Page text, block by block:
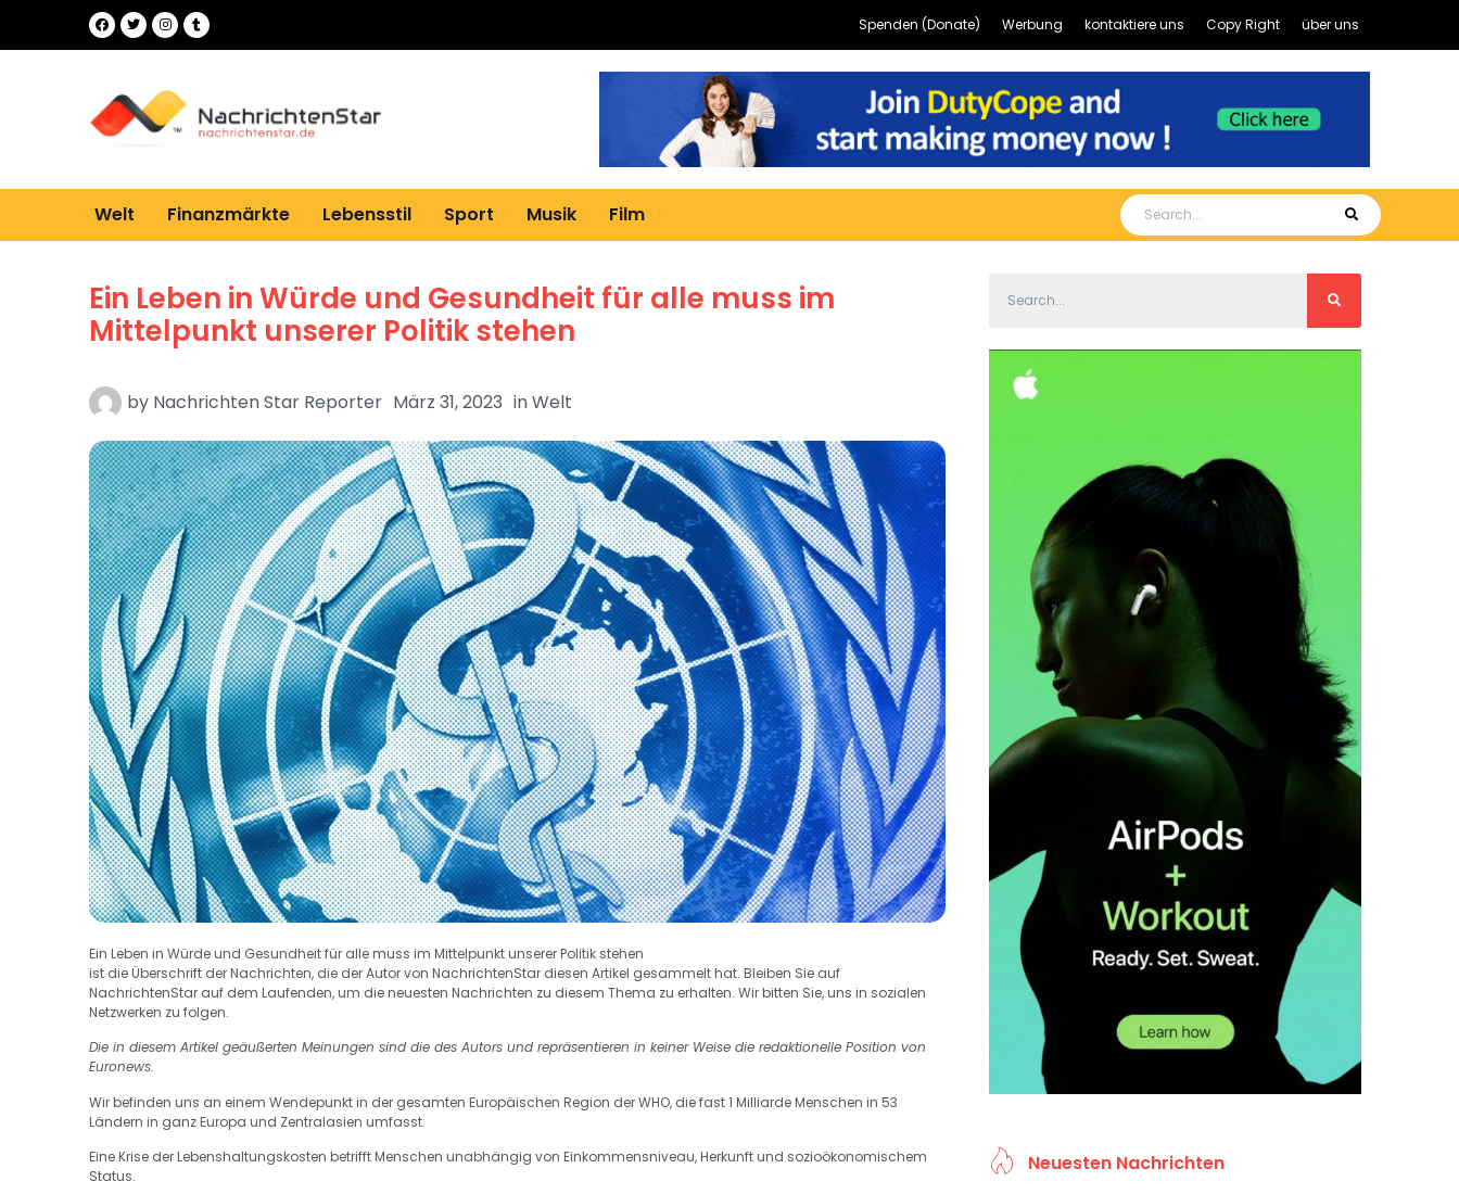
Spenden (Donate) Werbung kontaktiere uns Copy Right über uns
Welt Finanzmärkte Lebensstil Sport Musik Film
Ein Leben in Würde und Gesundheit für alle muss im
Mittelpunkt unserer Politik stehen
by Nachrichten Star Reporter März 31, 2023 inWelt
Ein Leben in Würde und Gesundheit für alle muss im Mittelpunkt unserer Politik stehen
ist die Überschrift der Nachrichten, die der Autor von NachrichtenStar diesen Artikel gesammelt hat. Bleiben Sie auf
NachrichtenStar auf dem Laufenden, um die neuesten Nachrichten zu diesem Thema zu erhalten. Wir bitten Sie, uns in sozialen
Netzwerken zu folgen.
Die in diesem Artikel geäußerten Meinungen sind die des Autors und repräsentieren in keiner Weise die redaktionelle Position von
Euronews.
Wir befinden uns an einem Wendepunkt in der gesamten Europäischen Region der WHO, die fast 1 Milliarde Menschen in 53
Ländern in ganz Europa und Zentralasien umfasst.
Eine Krise der Lebenshaltungskosten betrifft Menschen unabhängig von Einkommensniveau, Herkunft und sozioökonomischem
Status.
Neuesten Nachrichten